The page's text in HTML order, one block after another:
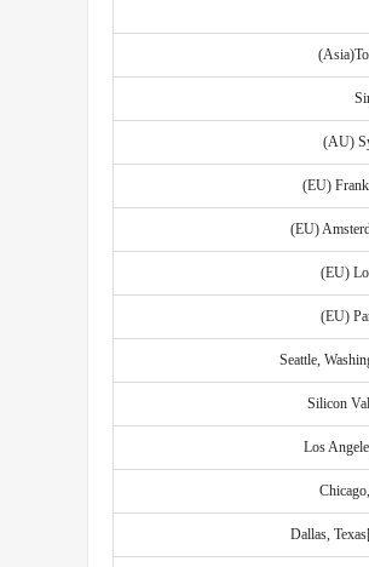
(AU)
(EU)
(EU)
(EU)
(EU)
Seattle,
Silicon
Los
Dallas,